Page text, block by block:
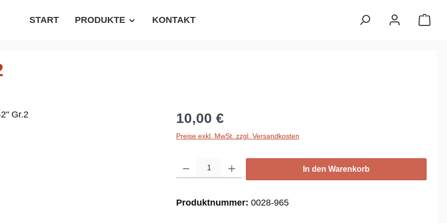
START
PRODUKTE KONTAKT
Regulärer Preis:
10,00 €
Preise exkl. MwSt. zzgl. Versandkosten
In den Warenkorb
Produktnummer: 0028-965